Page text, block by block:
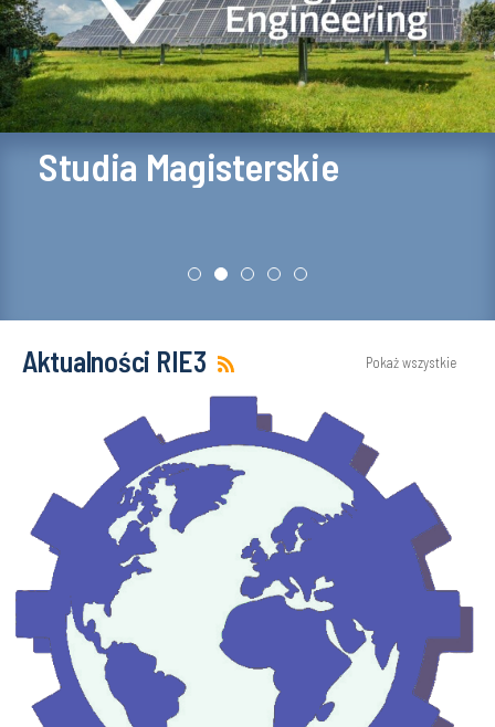
Studia Magisterskie
Aktualności RIE3 Pokaż wszystkie